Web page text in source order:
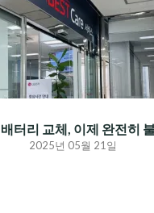
터리 교체, 이제 완전히
2025년 05월 21일